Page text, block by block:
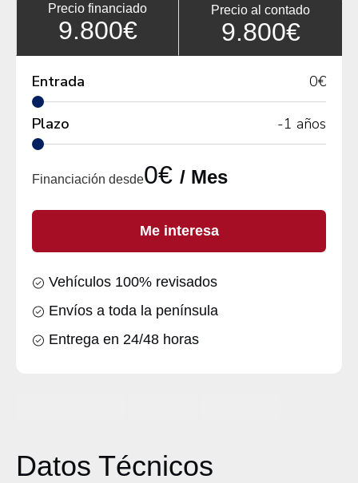
Precio financiado
9.800€
Precio al contado
9.800€
Entrada 0€
Plazo -1 años
Financiación desde0€ / Mes
Me interesa
Vehículos 100% revisados
Envíos a toda la península
Entrega en 24/48 horas
Datos Técnicos